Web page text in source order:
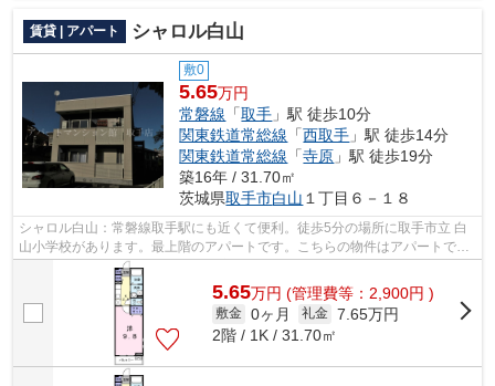
賃貸 | アパート シャロル白山
敷0
5.65万円
常磐線 「取手 」駅 徒歩10分
関東鉄道常総線 「西取手 」駅 徒歩14分
関東鉄道常総線 「寺原 」駅 徒歩19分
築16年 / 31.70㎡
茨城県取手市白山 １丁目６－１８
シャロル白山：常磐線取手駅にも近くて便利。徒歩5分の場所に取手市立 白
山小学校があります。最上階のアパートです。こちらの物件はアパートで
す。取手市の常磐線取手近くが快適に過...
5.65万円 (管理費等：2,900円 )
敷金 0ヶ月 礼金 7.65万円
2階 / 1K / 31.70㎡